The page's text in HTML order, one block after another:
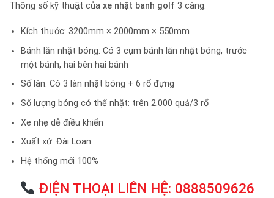
Thông số kỹ thuật của xe nhặt banh golf 3 càng:
Kích thước: 3200mm × 2000mm × 550mm
Bánh lăn nhặt bóng: Có 3 cụm bánh lăn nhặt bóng, trước
một bánh, hai bên hai bánh
Số làn: Có 3 làn nhặt bóng + 6 rổ đựng
Số lượng bóng có thể nhặt: trên 2.000 quả/3 rổ
Xe nhẹ dễ điều khiển
Xuất xứ: Đài Loan
Hệ thống mới 100%
ĐIỆN THOẠI LIÊN HỆ: 0888509626